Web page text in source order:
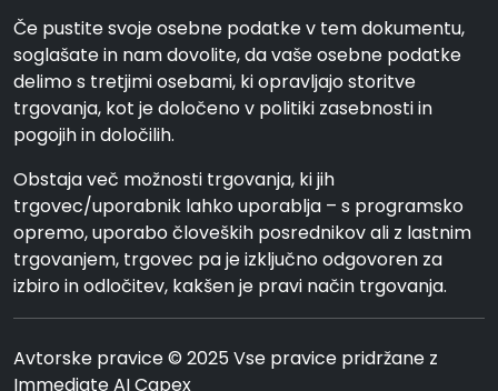
Če pustite svoje osebne podatke v tem dokumentu,
soglašate in nam dovolite, da vaše osebne podatke
delimo s tretjimi osebami, ki opravljajo storitve
trgovanja, kot je določeno v politiki zasebnosti in
pogojih in določilih.
Obstaja več možnosti trgovanja, ki jih
trgovec/uporabnik lahko uporablja – s programsko
opremo, uporabo človeških posrednikov ali z lastnim
trgovanjem, trgovec pa je izključno odgovoren za
izbiro in odločitev, kakšen je pravi način trgovanja.
Avtorske pravice © 2025 Vse pravice pridržane z
Immediate AI Capex